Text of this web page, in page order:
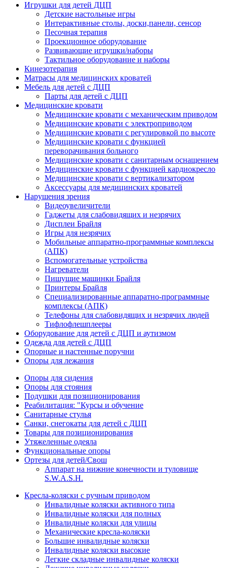
Игрушки для детей ДЦП
Детские настольные игры
Интерактивные столы, доски,панели, сенсор
Песочная терапия
Проекционное оборудование
Развивающие игрушки/наборы
Тактильное оборудование и наборы
Кинезотерапия
Матрасы для медицинских кроватей
Мебель для детей с ДЦП
Парты для детей с ДЦП
Медицинские кровати
Медицинские кровати с механическим приводом
Медицинские кровати с электроприводом
Медицинские кровати с регулировкой по высоте
Медицинские кровати с функцией
переворачивания больного
Медицинские кровати с санитарным оснащением
Медицинские кровати с функцией кардиокресло
Медицинские кровати с вертикализатором
Аксессуары для медицинских кроватей
Нарушения зрения
Видеоувеличители
Гаджеты для слабовидящих и незрячих
Дисплеи Брайля
Игры для незрячих
Мобильные аппаратно-программные комплексы
(АПК)
Вспомогательные устройства
Нагреватели
Пишущие машинки Брайля
Принтеры Брайля
Специализированные аппаратно-программные
комплексы (АПК)
Телефоны для слабовидящих и незрячих людей
Тифлофлешплееры
Оборудование для детей с ДЦП и аутизмом
Одежда для детей с ДЦП
Опорные и настенные поручни
Опоры для лежания
Опоры для сидения
Опоры для стояния
Подушки для позиционирования
Реабилитация: "Курсы и обучение
Санитарные стулья
Санки, снегокаты для детей с ДЦП
Товары для позиционирования
Утяжеленные одеяла
Функциональные опоры
Ортезы для детей/Свош
Аппарат на нижние конечности и туловище
S.W.A.S.H.
Кресла-коляски с ручным приводом
Инвалидные коляски активного типа
Инвалидные коляски для полных
Инвалидные коляски для улицы
Механические кресла-коляски
Большие инвалидные коляски
Инвалидные коляски высокие
Легкие складные инвалидные коляски